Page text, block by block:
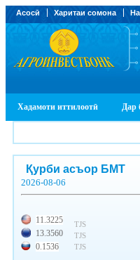
Асосӣ Харитаи сомона
Хадамоти иттилоотӣ Дар
Қурби асъор БМТ
2026-08-06
11.3225
13.3560
0.1536
TJS
TJS
TJS